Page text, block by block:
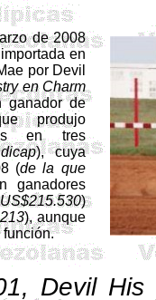
de 2008
en
por Devil
en Charm
ganador de
produjo
en tres
), cuya
(de la que
ganadores
)
), aunque
función.
Devil His